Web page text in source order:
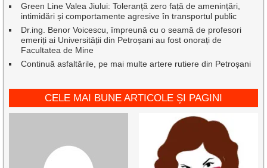
Green Line Valea Jiului: Toleranță zero față de amenințări,
intimidări și comportamente agresive în transportul public
Dr.ing. Benor Voicescu, împreună cu o seamă de profesori
emeriți ai Universității din Petroșani au fost onorați de
Facultatea de Mine
Continuă asfaltările, pe mai multe artere rutiere din Petroșani
CELE MAI BUNE ARTICOLE ȘI PAGINI